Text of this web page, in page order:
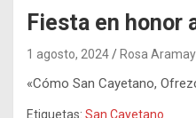
Fiesta en honor
1 agosto, 2024 Rosa
«Cómo San Cayetano,
Etiquetas: San Cayetano